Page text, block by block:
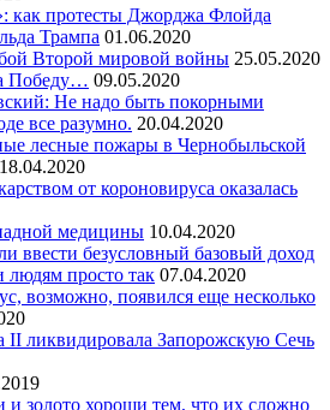
как протесты Джорджа Флойда
Трампа 01.06.2020
Второй мировой войны 25.05.2020
Победу… 09.05.2020
Не надо быть покорными
все разумно. 20.04.2020
лесные пожары в Чернобыльской
18.04.2020
от короновируса оказалась
медицины 10.04.2020
ввести безусловный базовый доход
людям просто так 07.04.2020
возможно, появился еще несколько
II ликвидировала Запорожскую Сечь
и золото хороши тем, что их сложно